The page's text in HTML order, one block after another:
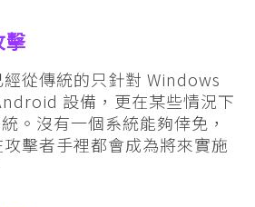
擊
從傳統的只針對 Windows
設備，更在某些情況下
。沒有一個系統能夠倖免，
擊者手裡都會成為將來實施